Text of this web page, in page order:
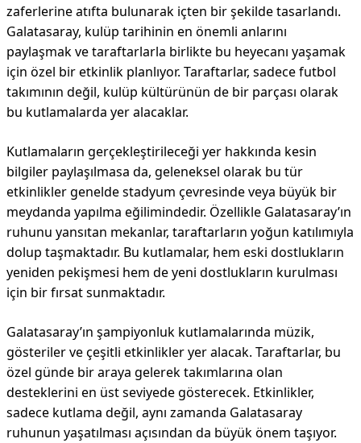
zaferlerine atıfta bulunarak içten bir şekilde tasarlandı.
Galatasaray, kulüp tarihinin en önemli anlarını
paylaşmak ve taraftarlarla birlikte bu heyecanı yaşamak
için özel bir etkinlik planlıyor. Taraftarlar, sadece futbol
takımının değil, kulüp kültürünün de bir parçası olarak
bu kutlamalarda yer alacaklar.
Kutlamaların gerçekleştirileceği yer hakkında kesin
bilgiler paylaşılmasa da, geleneksel olarak bu tür
etkinlikler genelde stadyum çevresinde veya büyük bir
meydanda yapılma eğilimindedir. Özellikle Galatasaray’ın
ruhunu yansıtan mekanlar, taraftarların yoğun katılımıyla
dolup taşmaktadır. Bu kutlamalar, hem eski dostlukların
yeniden pekişmesi hem de yeni dostlukların kurulması
için bir fırsat sunmaktadır.
Galatasaray’ın şampiyonluk kutlamalarında müzik,
gösteriler ve çeşitli etkinlikler yer alacak. Taraftarlar, bu
özel günde bir araya gelerek takımlarına olan
desteklerini en üst seviyede gösterecek. Etkinlikler,
sadece kutlama değil, aynı zamanda Galatasaray
ruhunun yaşatılması açısından da büyük önem taşıyor.